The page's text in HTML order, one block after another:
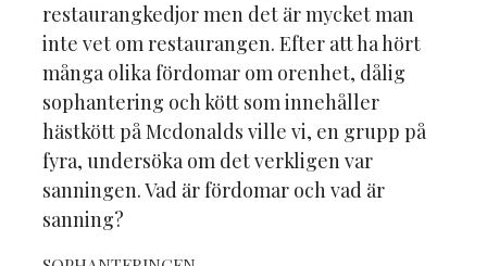
restaurangkedjor men det är mycket man
inte vet om restaurangen. Efter att ha hört
många olika fördomar om orenhet, dålig
sophantering och kött som innehåller
hästkött på Mcdonalds ville vi, en grupp på
fyra, undersöka om det verkligen var
sanningen. Vad är fördomar och vad är
sanning?